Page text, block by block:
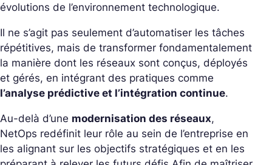
évolutions de l’environnement technologique.
Il ne s’agit pas seulement d’automatiser les tâches
répétitives, mais de transformer fondamentalement
la manière dont les réseaux sont conçus, déployés
et gérés, en intégrant des pratiques comme
l’analyse prédictive et l’intégration continue.
Au-delà d’une modernisation des réseaux,
NetOps redéfinit leur rôle au sein de l’entreprise en
les alignant sur les objectifs stratégiques et en les